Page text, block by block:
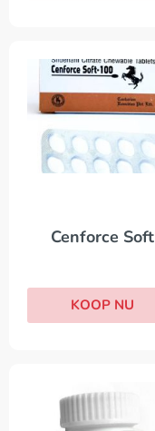
Cenforce Soft
KOOP NU